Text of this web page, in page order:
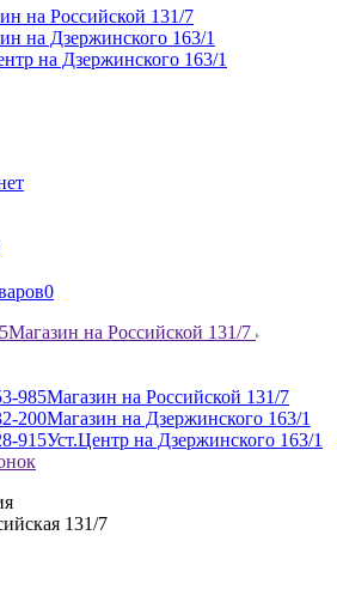
на Российской 131/7
на Дзержинского 163/1
на Дзержинского 163/1
0
Магазин на Российской 131/7
985Магазин на Российской 131/7
200Магазин на Дзержинского 163/1
915Уст.Центр на Дзержинского 163/1
131/7